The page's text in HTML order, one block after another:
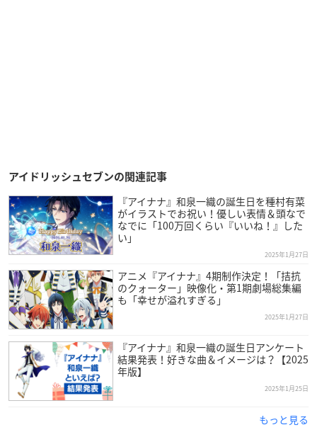
アイドリッシュセブンの関連記事
『アイナナ』和泉一織の誕生日を種村有菜
がイラストでお祝い！優しい表情＆頭なで
なでに「100万回くらい『いいね！』した
い」
2025年1月27日
アニメ『アイナナ』4期制作決定！「拮抗
のクォーター」映像化・第1期劇場総集編
も「幸せが溢れすぎる」
2025年1月27日
『アイナナ』和泉一織の誕生日アンケート
結果発表！好きな曲＆イメージは？【2025
年版】
2025年1月25日
もっと見る